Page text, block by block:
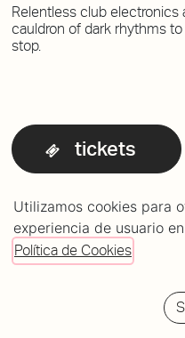
Relentless club electronics
cauldron of dark rhythms
stop.
tickets
Utilizamos cookies para
experiencia de usuario
Política de Cookies